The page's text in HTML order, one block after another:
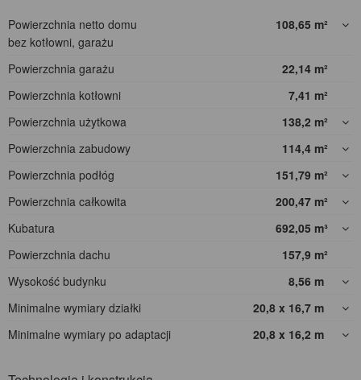
Powierzchnia netto domu
bez kotłowni, garażu
108,65 m²
Powierzchnia garażu 22,14 m²
Powierzchnia kotłowni
7,41 m²
Powierzchnia użytkowa
138,2 m²
Powierzchnia zabudowy
114,4 m²
Powierzchnia podłóg
151,79 m²
Powierzchnia całkowita
200,47 m²
Kubatura
692,05 m³
Powierzchnia dachu
157,9 m²
Wysokość budynku
8,56 m
Minimalne wymiary działki
20,8 x 16,7 m
Minimalne wymiary po adaptacji
20,8 x 16,2 m